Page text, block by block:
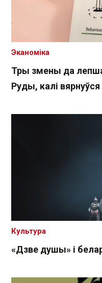
Тры змены да
Руды, калі
Эканоміка
«Дзве душы» і
Культура